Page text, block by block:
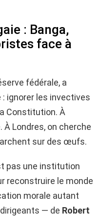
: Banga,
face à
fédérale, a
ignorer les invectives
Constitution. À
À Londres, on cherche
sur des œufs.
pas une institution
reconstruire le monde
morale autant
— de Robert